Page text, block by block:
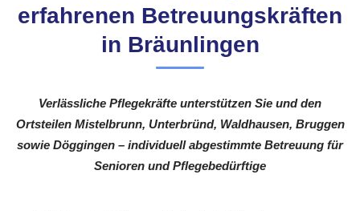
erfahrenen Betreuungskräften
in Bräunlingen
Verlässliche Pflegekräfte unterstützen Sie und den
Ortsteilen Mistelbrunn, Unterbründ, Waldhausen, Bruggen
sowie Döggingen – individuell abgestimmte Betreuung für
Senioren und Pflegebedürftige